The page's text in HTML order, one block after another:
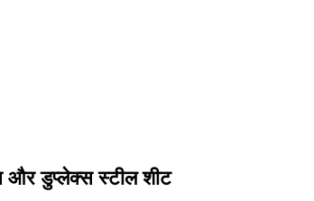
डुप्लेक्स स्टील शीट